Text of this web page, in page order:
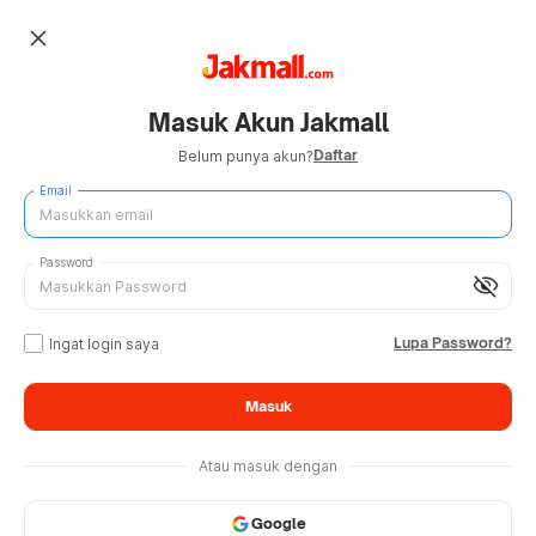
close
Masuk Akun Jakmall
Belum punya akun?Daftar
Email
visibility_off
Password
Ingat login saya Lupa Password?
Masuk
Atau masuk dengan
Google